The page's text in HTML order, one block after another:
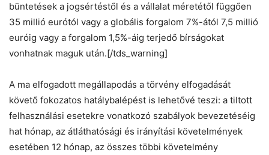
büntetések a jogsértéstől és a vállalat méretétől függően
35 millió eurótól vagy a globális forgalom 7%-ától 7,5 millió
euróig vagy a forgalom 1,5%-áig terjedő bírságokat
vonhatnak maguk után.[/tds_warning]
A ma elfogadott megállapodás a törvény elfogadását
követő fokozatos hatálybalépést is lehetővé teszi: a tiltott
felhasználási esetekre vonatkozó szabályok bevezetéséig
hat hónap, az átláthatósági és irányítási követelmények
esetében 12 hónap, az összes többi követelmény